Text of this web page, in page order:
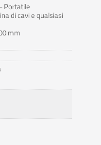
Portatile
di cavi e qualsiasi
mm